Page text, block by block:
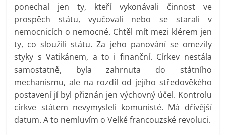
ponechal jen ty, kteří vykonávali činnost ve
prospěch státu, vyučovali nebo se starali v
nemocnicích o nemocné. Chtěl mít mezi klérem jen
ty, co sloužili státu. Za jeho panování se omezily
styky s Vatikánem, a to i finanční. Církev nestála
samostatně, byla zahrnuta do státního
mechanismu, ale na rozdíl od jejího středověkého
postavení jí byl přiznán jen výchovný účel. Kontrolu
církve státem nevymysleli komunisté. Má dřívější
datum. A to nemluvím o Velké francouzské revoluci.